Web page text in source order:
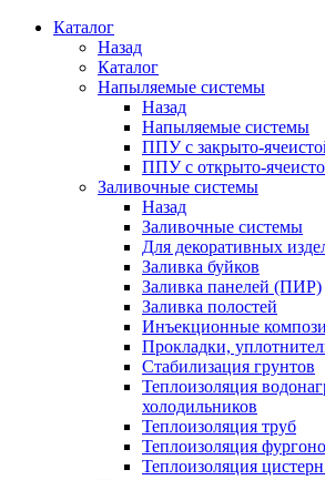
Каталог
Назад
Каталог
Напыляемые системы
Назад
Напыляемые системы
ППУ с закрыто-
ППУ с открыто-
Заливочные системы
Назад
Заливочные системы
Для декоративных
Заливка буйков
Заливка панелей (ПИР)
Заливка полостей
Инъекционные
Прокладки,
Стабилизация грунтов
Теплоизоляция
холодильников
Теплоизоляция труб
Теплоизоляция
Теплоизоляция